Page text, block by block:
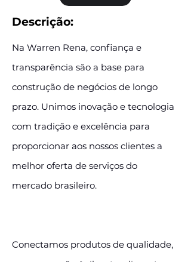
Descrição:
Na Warren Rena, confiança e
transparência são a base para
construção de negócios de longo
prazo. Unimos inovação e tecnologia
com tradição e excelência para
proporcionar aos nossos clientes a
melhor oferta de serviços do
mercado brasileiro.
Conectamos produtos de qualidade,